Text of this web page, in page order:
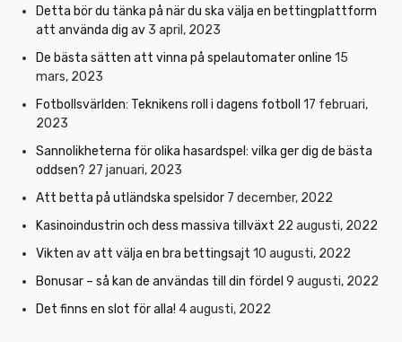
Detta bör du tänka på när du ska välja en bettingplattform
att använda dig av 3 april, 2023
De bästa sätten att vinna på spelautomater online 15
mars, 2023
Fotbollsvärlden: Teknikens roll i dagens fotboll 17 februari,
2023
Sannolikheterna för olika hasardspel: vilka ger dig de bästa
oddsen? 27 januari, 2023
Att betta på utländska spelsidor 7 december, 2022
Kasinoindustrin och dess massiva tillväxt 22 augusti, 2022
Vikten av att välja en bra bettingsajt 10 augusti, 2022
Bonusar – så kan de användas till din fördel 9 augusti, 2022
Det finns en slot för alla! 4 augusti, 2022